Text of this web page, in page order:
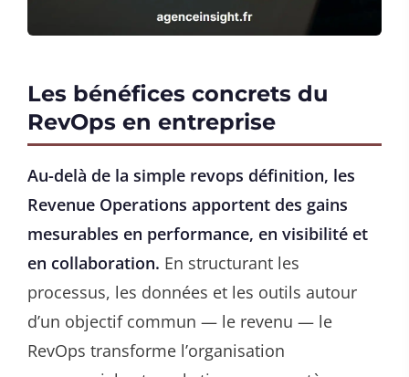
Les bénéfices concrets du
RevOps en entreprise
Au-delà de la simple revops définition, les
Revenue Operations apportent des gains
mesurables en performance, en visibilité et
en collaboration. En structurant les
processus, les données et les outils autour
d’un objectif commun — le revenu — le
RevOps transforme l’organisation